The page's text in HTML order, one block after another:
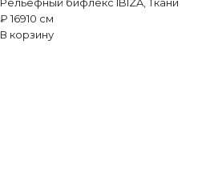
₽ 16910 см
В корзину